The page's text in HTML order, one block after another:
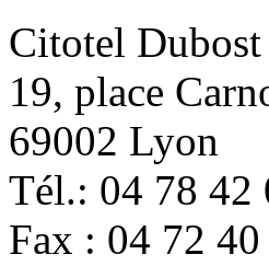
Citotel Dubost
19, place
69002 Lyon
Tél.: 04 78 42
Fax : 04 72